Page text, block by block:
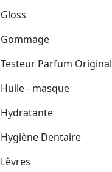
Gloss
Gommage
Testeur Parfum Original
Huile - masque
Hydratante
Hygiène Dentaire
Lèvres